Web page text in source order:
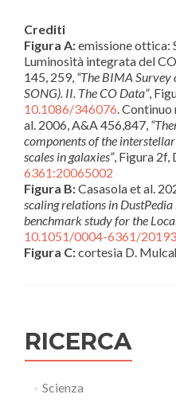
Crediti
Figura A:emissione ottica:
Luminosità integrata del
145, 259, “The BIMA
SONG). II. The CO Data”,
10.1086/346076.
al. 2006, A&A 456,847,
components of the
scales in galaxies”, Figura 2f,
6361:20065002
Figura B:Casasola et al.
scaling relations in
benchmark study for the
10.1051/0004-6361/
Figura C:cortesia D.
RICERCA
Scienza